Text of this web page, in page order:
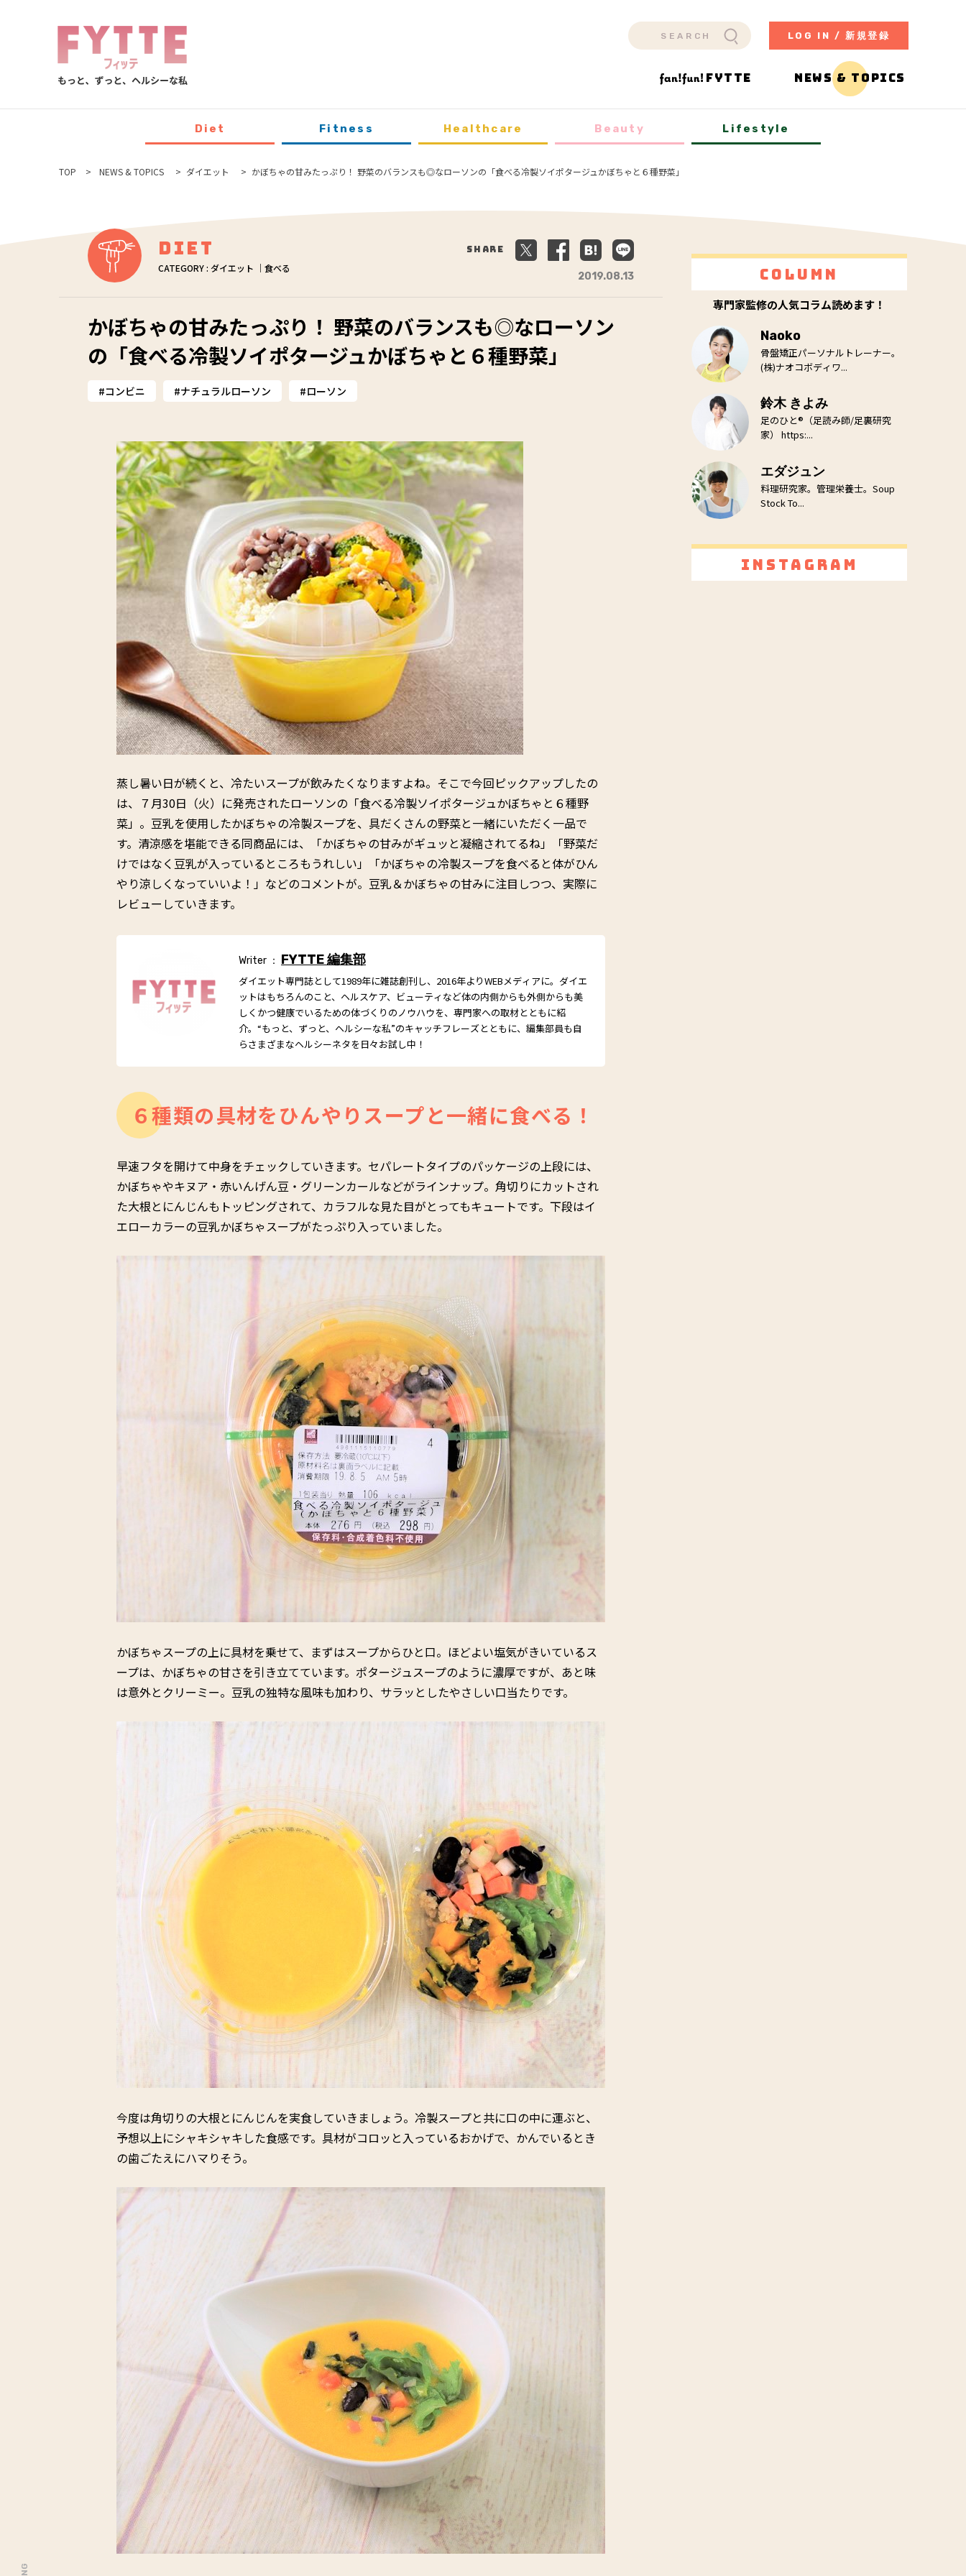
LOG IN / 新規登録
FYTTE NEWS & TOPICS
Diet Fitness Healthcare Beauty Lifestyle
TOP NEWS & TOPICS ダイエット かぼちゃの甘みたっぷり！ 野菜のバランスも◎なローソンの「食べる冷製ソイポタージュかぼちゃと６種野菜」
Diet
CATEGORY : ダイエット ｜食べる
2019.08.13
かぼちゃの甘みたっぷり！ 野菜のバランスも◎なローソン
の「食べる冷製ソイポタージュかぼちゃと６種野菜」
コンビニ ナチュラルローソン ローソン
Share
蒸し暑い日が続くと、冷たいスープが飲みたくなりますよね。そこで今回ピックアップしたの
は、７月30日（火）に発売されたローソンの「食べる冷製ソイポタージュかぼちゃと６種野
菜」。豆乳を使用したかぼちゃの冷製スープを、具だくさんの野菜と一緒にいただく一品で
す。清涼感を堪能できる同商品には、「かぼちゃの甘みがギュッと凝縮されてるね」「野菜だ
けではなく豆乳が入っているところもうれしい」「かぼちゃの冷製スープを食べると体がひん
やり涼しくなっていいよ！」などのコメントが。豆乳＆かぼちゃの甘みに注目しつつ、実際に
レビューしていきます。
Writer ： FYTTE 編集部
ダイエット専門誌として1989年に雑誌創刊し、2016年よりWEBメディアに。ダイエ
ットはもちろんのこと、ヘルスケア、ビューティなど体の内側からも外側からも美
しくかつ健康でいるための体づくりのノウハウを、専門家への取材とともに紹
介。“もっと、ずっと、ヘルシーな私”のキャッチフレーズとともに、編集部員も自
らさまざまなヘルシーネタを日々お試し中！
６種類の具材をひんやりスープと一緒に食べる！
早速フタを開けて中身をチェックしていきます。セパレートタイプのパッケージの上段には、
かぼちゃやキヌア・赤いんげん豆・グリーンカールなどがラインナップ。角切りにカットされ
た大根とにんじんもトッピングされて、カラフルな見た目がとってもキュートです。下段はイ
エローカラーの豆乳かぼちゃスープがたっぷり入っていました。
かぼちゃスープの上に具材を乗せて、まずはスープからひと口。ほどよい塩気がきいているス
ープは、かぼちゃの甘さを引き立てています。ポタージュスープのように濃厚ですが、あと味
は意外とクリーミー。豆乳の独特な風味も加わり、サラッとしたやさしい口当たりです。
今度は角切りの大根とにんじんを実食していきましょう。冷製スープと共に口の中に運ぶと、
予想以上にシャキシャキした食感です。具材がコロッと入っているおかげで、かんでいるとき
の歯ごたえにハマりそう。
Column
専門家監修の人気コラム読めます！
Naoko
骨盤矯正パーソナルトレーナー。
(株)ナオコボディワ...
鈴木 きよみ
足のひと®（足読み師/足裏研究
家） https:...
エダジュン
料理研究家。管理栄養士。Soup
Stock To...
Instagram